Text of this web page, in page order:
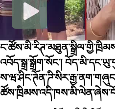
འབོད་སྒྲ་སྒྲོག་སོང་།